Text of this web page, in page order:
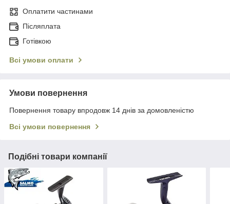
Оплатити частинами
Післяплата
Готівкою
Всі умови оплати
Умови повернення
Повернення товару впродовж 14 днів за домовленістю
Всі умови повернення
Подібні товари компанії